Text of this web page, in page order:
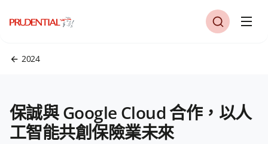
2024
保誠與 Google Cloud 合作，以人
工智能共創保險業未來